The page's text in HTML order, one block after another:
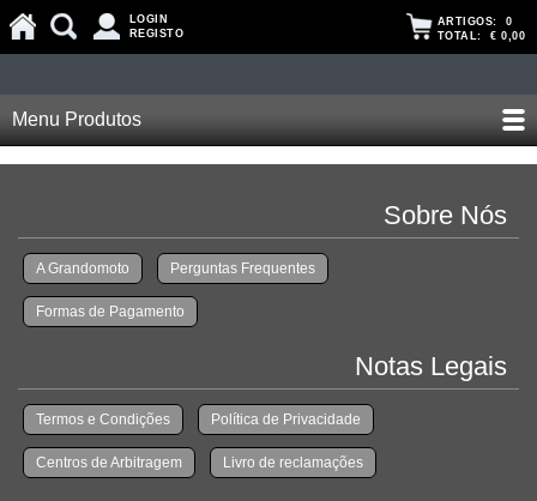
LOGIN
REGISTO
ARTIGOS: 0
TOTAL: € 0,00
Menu Produtos
Sobre Nós
A Grandomoto Perguntas Frequentes
Formas de Pagamento
Notas Legais
Termos e Condições Política de Privacidade
Centros de Arbitragem Livro de reclamações